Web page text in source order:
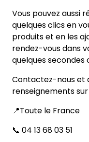
Vous pouvez aussi
quelques clics en
produits et en les
rendez-vous dans
quelques secondes
Contactez-nous et
renseignements
📍Toute le France
📞 04 13 68 03 51